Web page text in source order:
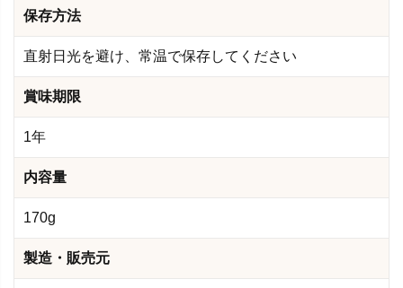
保存方法
直射日光を避け、常温で保存してください
賞味期限
1年
内容量
170g
製造・販売元